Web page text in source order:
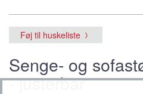
Føj til huskeliste
Senge- og
- justerbar